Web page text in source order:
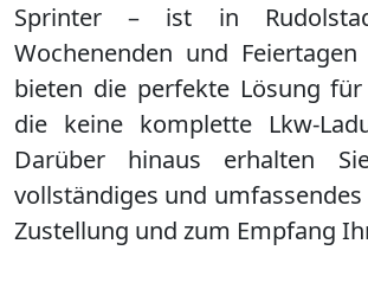
Sprinter – ist in
Wochenenden und
bieten die perfekte Lösung für
die keine komplette Lkw-
Darüber hinaus erhalten
vollständiges und
Zustellung und zum Empfang